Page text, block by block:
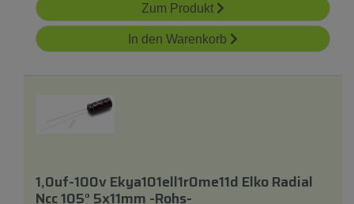
Zum Produkt
In den Warenkorb
1,0uf-100v Ekya101ell1r0me11d Elko Radial
Ncc 105° 5x11mm -rohs-